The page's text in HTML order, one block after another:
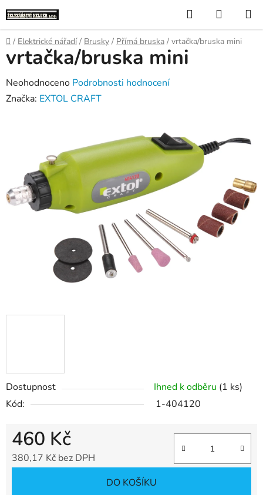
na
obsah
Hledat
KOŠÍK
Domů
/ Elektrické nářadí / Brusky / Přímá bruska / vrtačka/bruska mini
Dostupnost Ihned k odběru (1 ks)
Kód:
1-404120
460 Kč
380,17 Kč bez DPH
DO KOŠÍKU
vrtačka/bruska mini
Průměrné
hodnocení
hvězdiček.
Neohodnoceno Podrobnosti hodnocení
Značka: EXTOL CRAFT